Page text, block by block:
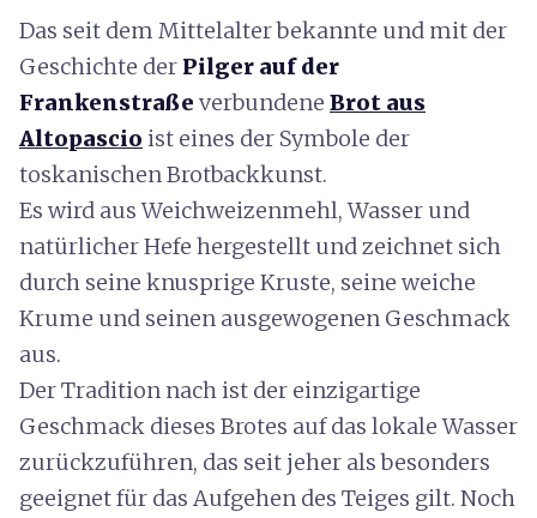
Das seit dem Mittelalter bekannte und mit der
Geschichte der Pilger auf der
Frankenstraße verbundene Brot aus
Altopascio ist eines der Symbole der
toskanischen Brotbackkunst.
Es wird aus Weichweizenmehl, Wasser und
natürlicher Hefe hergestellt und zeichnet sich
durch seine knusprige Kruste, seine weiche
Krume und seinen ausgewogenen Geschmack
aus.
Der Tradition nach ist der einzigartige
Geschmack dieses Brotes auf das lokale Wasser
zurückzuführen, das seit jeher als besonders
geeignet für das Aufgehen des Teiges gilt. Noch